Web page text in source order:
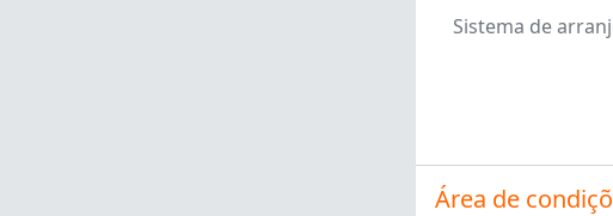
Sistema de
Área de